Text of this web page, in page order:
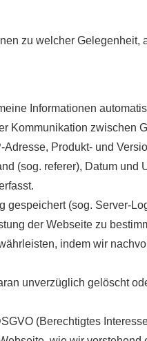
zu welcher Gelegenheit,
Informationen
Kommunikation zwischen
Produkt- und
(sog. referer), Datum und
(sog. Server-
der Webseite zu
indem wir
unverzüglich gelöscht
(Berechtigtes